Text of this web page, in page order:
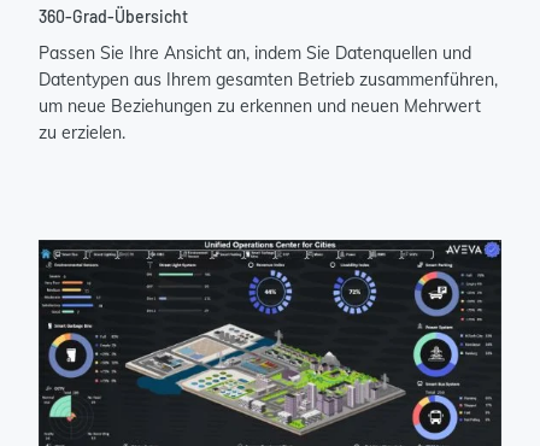
360-Grad-Übersicht
Passen Sie Ihre Ansicht an, indem Sie Datenquellen und
Datentypen aus Ihrem gesamten Betrieb zusammenführen,
um neue Beziehungen zu erkennen und neuen Mehrwert
zu erzielen.